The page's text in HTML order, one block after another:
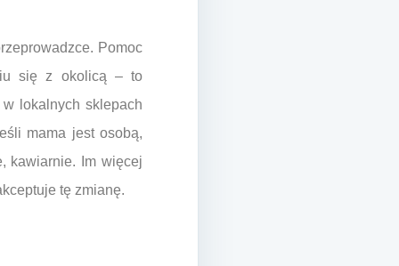
Pomoc
się z okolicą – to
lokalnych sklepach
mama jest osobą,
kawiarnie. Im więcej
tę zmianę.